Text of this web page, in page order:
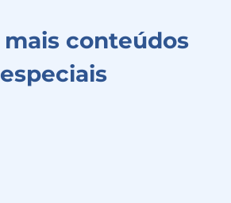
mais conteúdos
especiais